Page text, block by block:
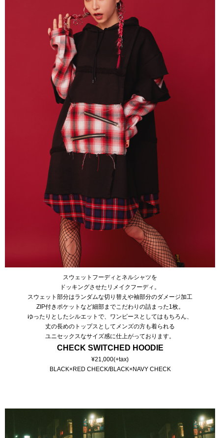
スウェットフーディとネルシャツを
ドッキングさせたリメイクフーディ。
スウェット部分はランダムな切り替えや袖部分のダメージ加工
ZIP付きポケットなど細部までこだわりの詰まった1枚。
ゆったりとしたシルエットで、ワンピースとしてはもちろん、
丈の長めのトップスとしてメンズの方も着られる
ユニセックスなサイズ感に仕上がっております。
CHECK SWITCHED HOODIE
¥21,000(+tax)
BLACK×RED CHECK/BLACK×NAVY CHECK